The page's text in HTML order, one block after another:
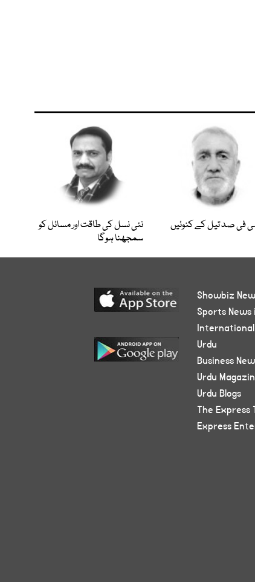
فی صد تیل کے کنوئیں
نئی نسل کی طاقت اور مسائل کو
سمجھنا ہوگا
Showbiz
Sports News
International
Urdu
Business
Urdu
Urdu Blogs
The Express
Express